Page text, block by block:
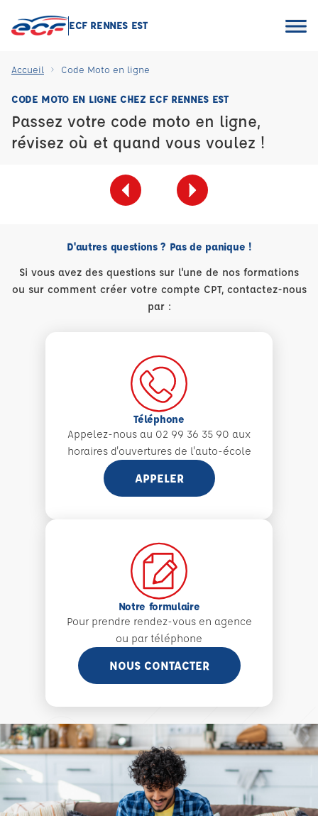
ECF RENNES EST
Accueil Code Moto en ligne
CODE MOTO EN LIGNE CHEZ ECF RENNES EST
Passez votre code moto en ligne,
révisez où et quand vous voulez !
D'autres questions ? Pas de panique !
Si vous avez des questions sur l'une de nos formations
ou sur comment créer votre compte CPT, contactez-nous
par :
Téléphone
Appelez-nous au 02 99 36 35 90 aux
horaires d'ouvertures de l'auto-école
APPELER
Notre formulaire
Pour prendre rendez-vous en agence
ou par téléphone
NOUS CONTACTER